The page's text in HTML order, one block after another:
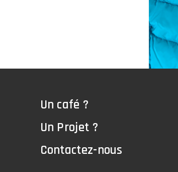
Un café ?
Un Projet ?
Contactez-nous